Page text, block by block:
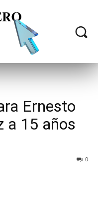
Ernesto
a 15 años
0